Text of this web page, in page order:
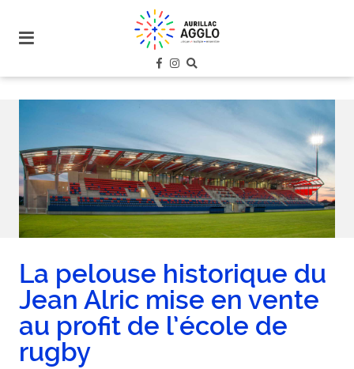
site
contenu
La pelouse historique du
Jean Alric mise en vente
au profit de l’école de
rugby